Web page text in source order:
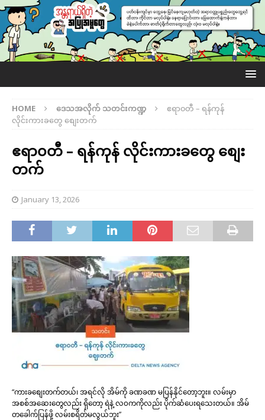
HOME ဒေသအလိုက် သတင်းကဏ္ဍ
ဧရာ၀တီ – ရန်ကုန်
လိုင်းကားခတွေ စျေးတက်
ဧရာ၀တီ – ရန်ကုန် လိုင်းကားခတွေ စျေး
တက်
January 13, 2026
“ကားခစျေးတက်တယ်၊ အရင်လို အိမ်ကို ခဏခဏ မပြန်နိုင်တော့ဘူး။ လမ်းမှာ
အစစ်အဆေးတွေလည်း ရှိတော့ ရဲနဲ့ လ၀ကကိုလည်း ပိုက်ဆံပေးရသေးတယ်။ အိမ်
တခေါက်ပြန်ဖို့ လမ်းစရိတ်မလွယ်ဘူး”